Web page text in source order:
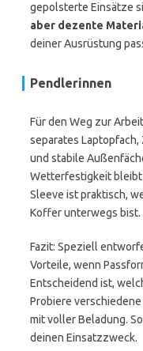
gepolsterte Einsätze
aber dezente
deiner Ausrüstung
Pendlerinnen
Für den Weg zur
separates
und stabile
Wetterfestigkeit bleibt
Sleeve ist praktisch,
Koffer unterwegs bist.
Fazit: Speziell
Vorteile, wenn
Entscheidend ist,
Probiere
mit voller Beladung.
deinen Einsatzzweck.